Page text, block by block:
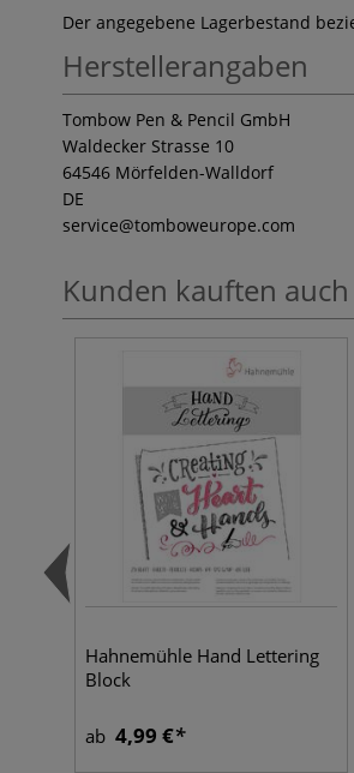
Der angegebene Lagerbestand
Herstellerangaben
Tombow Pen & Pencil GmbH
Waldecker Strasse 10
64546 Mörfelden-Walldorf
DE
service@tomboweurope.com
Kunden kauften
Hahnemühle Hand Lettering
Block
ab 4,99 €